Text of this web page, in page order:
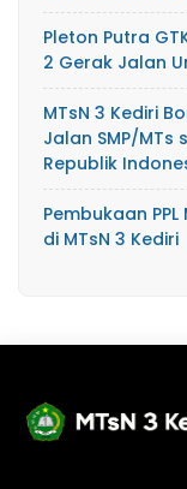
Pleton Putra
2 Gerak Jalan
MTsN 3 Kediri
Jalan SMP/MTs
Republik
Pembukaan
di MTsN 3 Kediri